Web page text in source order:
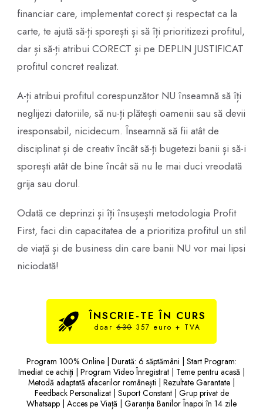
financiar care, implementat corect și respectat ca la
carte, te ajută să-ți sporești și să îți prioritizezi profitul,
dar și să-ți atribui CORECT și pe DEPLIN JUSTIFICAT
profitul concret realizat.
A-ți atribui profitul corespunzător NU înseamnă să îți
neglijezi datoriile, să nu-ți plătești oamenii sau să devii
iresponsabil, nicidecum. Înseamnă să fii atât de
disciplinat și de creativ încât să-ți bugetezi banii și să-i
sporești atât de bine încât să nu le mai duci vreodată
grija sau dorul.
Odată ce deprinzi și îți însușești metodologia Profit
First, faci din capacitatea de a prioritiza profitul un stil
de viață și de business din care banii NU vor mai lipsi
niciodată!
ÎNSCRIE-TE ÎN CURS
doar 630 357 euro + TVA
Program 100% Online | Durată: 6 săptămâni | Start Program:
Imediat ce achiți | Program Video Înregistrat | Teme pentru acasă |
Metodă adaptată afacerilor românești | Rezultate Garantate |
Feedback Personalizat | Suport Constant | Grup privat de
Whatsapp | Acces pe Viață | Garanția Banilor Înapoi în 14 zile